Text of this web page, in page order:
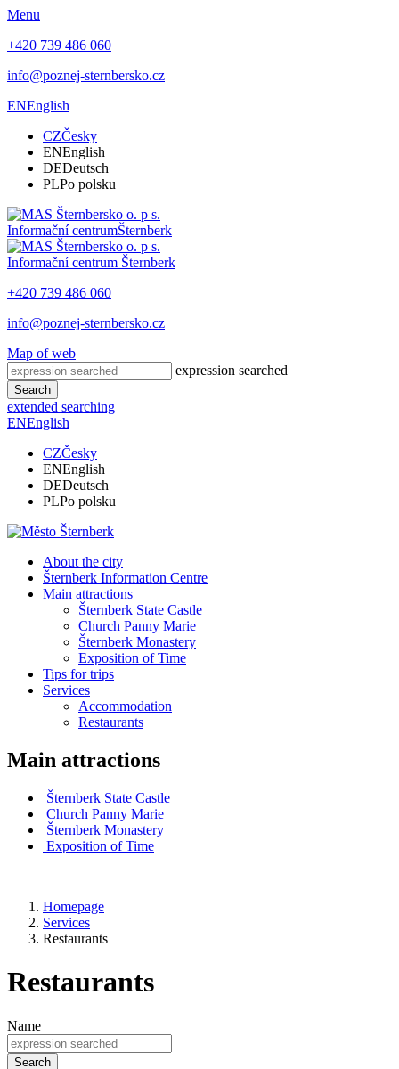
Menu
+420 739 486 060
info@poznej-sternbersko.cz
ENEnglish
CZČesky
ENEnglish
DEDeutsch
PLPo polsku
Informační centrumŠternberk
Informační centrum Šternberk
+420 739 486 060
info@poznej-sternbersko.cz
Map of web
expression searched
Search
extended searching
ENEnglish
CZČesky
ENEnglish
DEDeutsch
PLPo polsku
About the city
Šternberk Information Centre
Main attractions
Šternberk State Castle
Church Panny Marie
Šternberk Monastery
Exposition of Time
Tips for trips
Services
Accommodation
Restaurants
Main attractions
Šternberk State Castle
Church Panny Marie
Šternberk Monastery
Exposition of Time
Homepage
Services
Restaurants
Restaurants
Name
Search